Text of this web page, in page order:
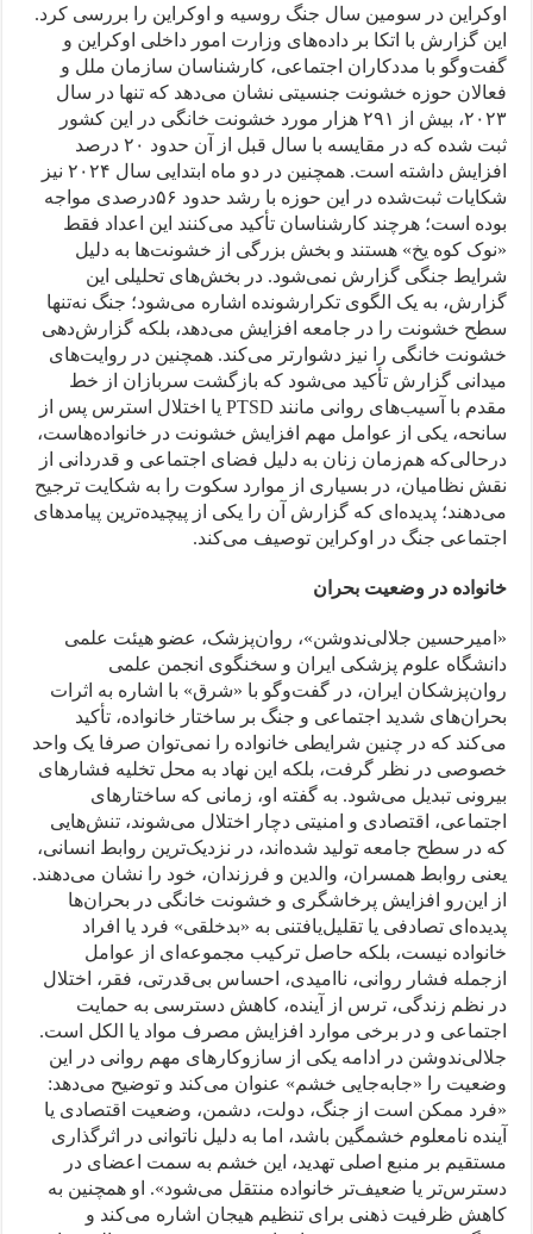
اوکراین در سومین سال جنگ روسیه و اوکراین را بررسی کرد.
این گزارش با اتکا بر داده‌های وزارت امور داخلی اوکراین و
گفت‌وگو با مددکاران اجتماعی، کارشناسان سازمان ملل و
فعالان حوزه خشونت جنسیتی نشان می‌دهد که تنها در سال
۲۰۲۳، بیش از ۲۹۱ هزار مورد خشونت خانگی در این کشور
ثبت شده که در مقایسه با سال قبل از آن حدود ۲۰ درصد
افزایش داشته است. همچنین در دو ماه ابتدایی سال ۲۰۲۴ نیز
شکایات ثبت‌شده در این حوزه با رشد حدود ۵۶درصدی مواجه
بوده است؛ هرچند کارشناسان تأکید می‌کنند این اعداد فقط
«نوک کوه یخ» هستند و بخش بزرگی از خشونت‌ها به دلیل
شرایط جنگی گزارش نمی‌شود. در بخش‌های تحلیلی این
گزارش، به یک الگوی تکرارشونده اشاره می‌شود؛ جنگ نه‌تنها
سطح خشونت را در جامعه افزایش می‌دهد، بلکه گزارش‌دهی
خشونت خانگی را نیز دشوارتر می‌کند. همچنین در روایت‌های
میدانی گزارش تأکید می‌شود که بازگشت سربازان از خط
مقدم با آسیب‌های روانی مانند PTSD یا اختلال استرس پس از
سانحه، یکی از عوامل مهم افزایش خشونت در خانواده‌هاست،
درحالی‌که هم‌زمان زنان به دلیل فضای اجتماعی و قدردانی از
نقش نظامیان، در بسیاری از موارد سکوت را به شکایت ترجیح
می‌دهند؛ پدیده‌ای که گزارش آن را یکی از پیچیده‌ترین پیامدهای
اجتماعی جنگ در اوکراین توصیف می‌کند.
خانواده در وضعیت بحران
«امیرحسین جلالی‌ندوشن»، روان‌پزشک، عضو هیئت علمی
دانشگاه علوم پزشکی ایران و سخنگوی انجمن علمی
روان‌پزشکان ایران، در گفت‌وگو با «شرق» با اشاره به اثرات
بحران‌های شدید اجتماعی و جنگ بر ساختار خانواده، تأکید
می‌کند که در چنین شرایطی خانواده را نمی‌توان صرفا یک واحد
خصوصی در نظر گرفت، بلکه این نهاد به محل تخلیه فشارهای
بیرونی تبدیل می‌شود. به گفته او، زمانی که ساختارهای
اجتماعی، اقتصادی و امنیتی دچار اختلال می‌شوند، تنش‌هایی
که در سطح جامعه تولید شده‌اند، در نزدیک‌ترین روابط انسانی،
یعنی روابط همسران، والدین و فرزندان، خود را نشان می‌دهند.
از ‌این‌رو افزایش پرخاشگری و خشونت خانگی در بحران‌ها
پدیده‌ای تصادفی یا تقلیل‌یافتنی به «بدخلقی» فرد یا افراد
خانواده نیست، بلکه حاصل ترکیب مجموعه‌ای از عوامل
از‌جمله فشار روانی، ناامیدی، احساس بی‌قدرتی، فقر، اختلال
در نظم زندگی، ترس از آینده، کاهش دسترسی به حمایت
اجتماعی و در برخی موارد افزایش مصرف مواد یا الکل است.
جلالی‌ندوشن در ادامه یکی از سازوکارهای مهم روانی در این
وضعیت را «جابه‌جایی خشم» عنوان می‌کند و توضیح می‌دهد:
«فرد ممکن است از جنگ، دولت، دشمن، وضعیت اقتصادی یا
آینده نامعلوم خشمگین باشد، اما به دلیل ناتوانی در اثرگذاری
مستقیم بر منبع اصلی تهدید، این خشم به سمت اعضای در
دسترس‌تر یا ضعیف‌تر خانواده منتقل می‌شود». او همچنین به
کاهش ظرفیت ذهنی برای تنظیم هیجان اشاره می‌کند و